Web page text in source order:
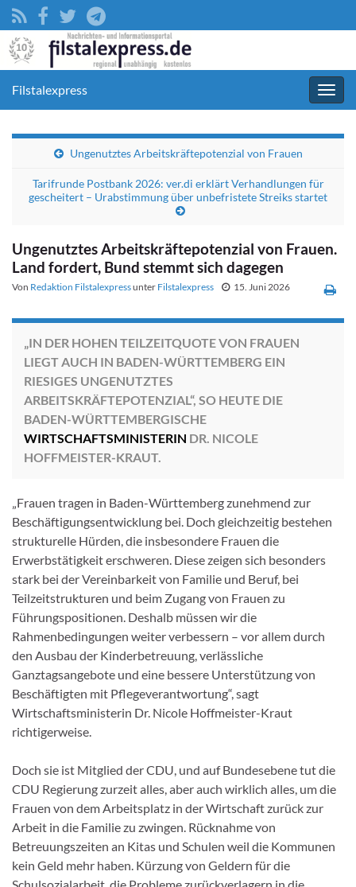
Filstalexpress
Ungenutztes Arbeitskräfte­potenzial von Frauen
Tarifrunde Postbank 2026: ver.di erklärt Verhandlungen für
gescheitert – Urabstimmung über unbefristete Streiks startet
Ungenutztes Arbeitskräfte­potenzial von Frauen.
Land fordert, Bund stemmt sich dagegen
Von Redaktion Filstalexpressunter Filstalexpress 15. Juni 2026
„IN DER HOHEN TEILZEITQUOTE VON FRAUEN
LIEGT AUCH IN BADEN-WÜRTTEMBERG EIN
RIESIGES UNGENUTZTES
ARBEITSKRÄFTEPOTENZIAL“, SO HEUTE DIE
BADEN-WÜRTTEMBERGISCHE
WIRTSCHAFTSMINISTERIN DR. NICOLE
HOFFMEISTER-KRAUT.
„Frauen tragen in Baden-Württemberg zunehmend zur
Beschäftigungsentwicklung bei. Doch gleichzeitig bestehen
strukturelle Hürden, die insbesondere Frauen die
Erwerbstätigkeit erschweren. Diese zeigen sich besonders
stark bei der Vereinbarkeit von Familie und Beruf, bei
Teilzeitstrukturen und beim Zugang von Frauen zu
Führungspositionen. Deshalb müssen wir die
Rahmenbedingungen weiter verbessern – vor allem durch
den Ausbau der Kinderbetreuung, verlässliche
Ganztagsangebote und eine bessere Unterstützung von
Beschäftigten mit Pflegeverantwortung“, sagt
Wirtschaftsministerin Dr. Nicole Hoffmeister-Kraut
richtigerweise.
Doch sie ist Mitglied der CDU, und auf Bundesebene tut die
CDU Regierung zurzeit alles, aber auch wirklich alles, um die
Frauen von dem Arbeitsplatz in der Wirtschaft zurück zur
Arbeit in die Familie zu zwingen. Rücknahme von
Betreuungszeiten an Kitas und Schulen weil die Kommunen
kein Geld mehr haben. Kürzung von Geldern für die